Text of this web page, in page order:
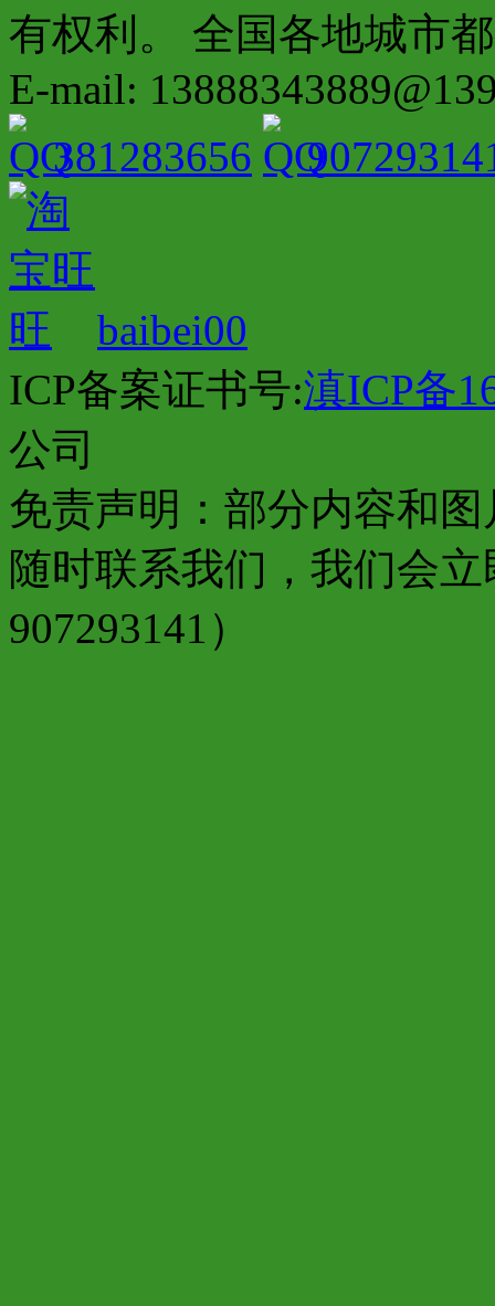
有权利。 全国各地城市
E-mail:
381283656
baibei00
ICP备案证书号:滇ICP备
公司
免责声明：部分内容和
随时联系我们，我们会
907293141）